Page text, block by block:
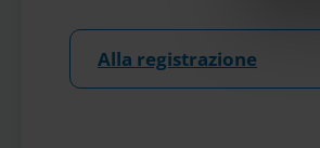
Alla registrazione